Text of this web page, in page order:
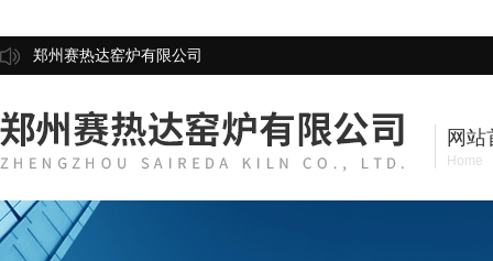
郑州赛热达窑炉有限公司
网站
Home